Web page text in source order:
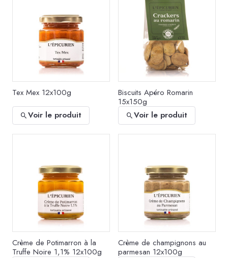
Tex Mex 12x100g
Voir le produit
Biscuits Apéro Romarin
15x150g
Voir le produit
Crème de Potimarron à la
Truffe Noire 1,1% 12x100g
Crème de champignons au
parmesan 12x100g